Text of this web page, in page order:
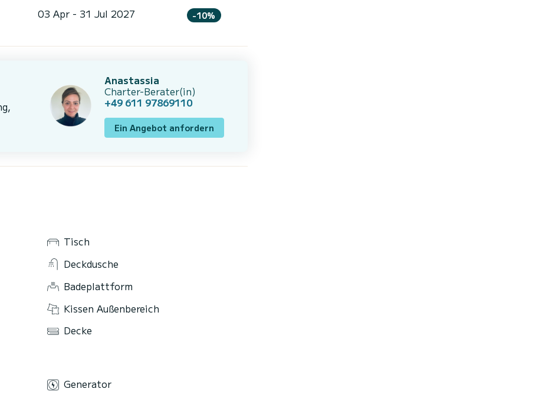
03 Apr - 31 Jul 2027 -10%
Anastassia
Charter-Berater(in)
+49 611 97869110
Ein Angebot anfordern
Tisch
Deckdusche
Badeplattform
Kissen Außenbereich
Decke
Generator